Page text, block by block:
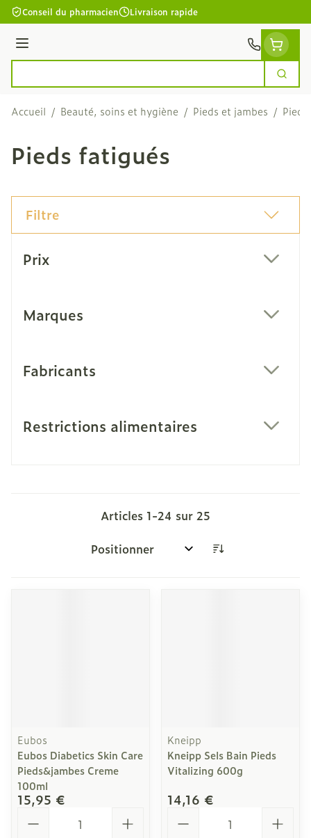
Aller au contenu
Conseil du pharmacien Livraison rapide
Menu
Accueil / Beauté, soins et hygiène / Pieds et jambes /
Pieds fatigués
Filtre
Prix
Marques
Fabricants
Restrictions alimentaires
Articles 1-24 sur 25
Trier par:
Eubos
Eubos Diabetics Skin Care
Pieds&jambes Creme
100ml
15,95 €
Kneipp
Kneipp Sels Bain Pieds
Vitalizing 600g
14,16 €